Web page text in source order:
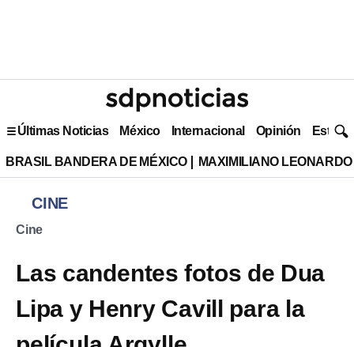
Últimas Noticias México Internacional Opinión Estilo
BRASIL BANDERA DE MÉXICO MAXIMILIANO
CINE
Cine
Las candentes fotos de Dua
Lipa y Henry Cavill para la